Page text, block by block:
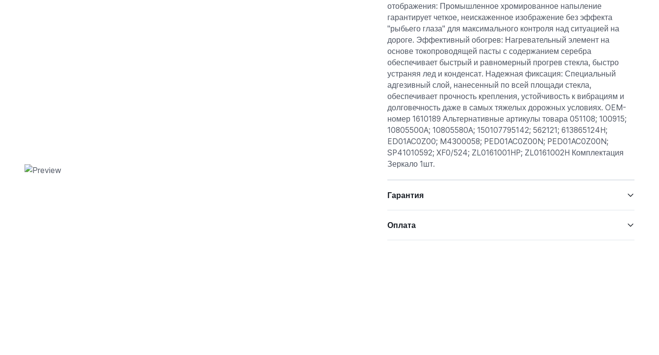
отображения: Промышленное хромированное напыление
гарантирует четкое, неискаженное изображение без эффекта
"рыбьего глаза" для максимального контроля над ситуацией на
дороге. Эффективный обогрев: Нагревательный элемент на
основе токопроводящей пасты с содержанием серебра
обеспечивает быстрый и равномерный прогрев стекла, быстро
устраняя лед и конденсат. Надежная фиксация: Специальный
адгезивный слой, нанесенный по всей площади стекла,
обеспечивает прочность крепления, устойчивость к вибрациям и
долговечность даже в самых тяжелых дорожных условиях. OEM-
номер 1610189 Альтернативные артикулы товара 051108; 100915;
10805500A; 10805580A; 150107795142; 562121; 613865124H;
ED01AC0Z00; M4300058; PED01AC0Z00N; PED01AC0Z00N;
SP41010592; XF0/524; ZL0161001HP; ZL0161002H Комплектация
Зеркало 1шт.
Гарантия
Оплата